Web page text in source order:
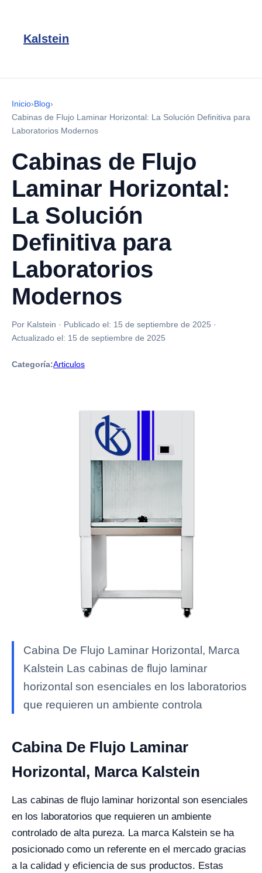
Kalstein
Inicio›Blog›
Cabinas de Flujo Laminar Horizontal: La Solución Definitiva para
Laboratorios Modernos
Cabinas de Flujo
Laminar Horizontal:
La Solución
Definitiva para
Laboratorios
Modernos
Por Kalstein · Publicado el: 15 de septiembre de 2025 ·
Actualizado el: 15 de septiembre de 2025
Categoría:Articulos
Cabina De Flujo Laminar Horizontal, Marca
Kalstein Las cabinas de flujo laminar
horizontal son esenciales en los laboratorios
que requieren un ambiente controla
Cabina De Flujo Laminar
Horizontal, Marca Kalstein
Las cabinas de flujo laminar horizontal son esenciales
en los laboratorios que requieren un ambiente
controlado de alta pureza. La marca Kalstein se ha
posicionado como un referente en el mercado gracias
a la calidad y eficiencia de sus productos. Estas